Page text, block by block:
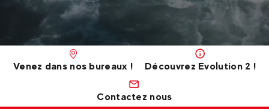
Venez dans nos bureaux ! Découvrez Evolution 2 !
Contactez nous